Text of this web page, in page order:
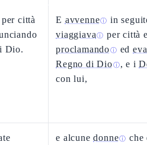
città
Dio.
E avvenneⓘ in
viaggiava ⓘ per città
proclamandoⓘ ed
Regno di Dioⓘ, e i
con lui,
e alcunedonneⓘ che